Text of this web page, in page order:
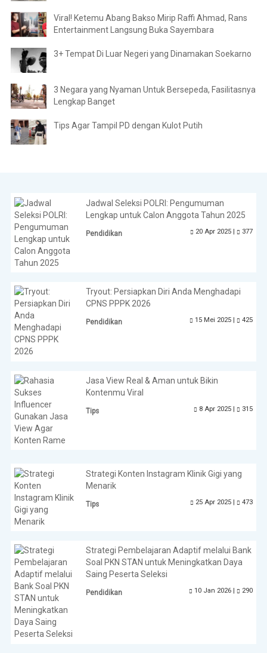
Viral! Ketemu Abang Bakso Mirip Raffi Ahmad, Rans
Entertainment Langsung Buka Sayembara
3+ Tempat Di Luar Negeri yang Dinamakan Soekarno
3 Negara yang Nyaman Untuk Bersepeda, Fasilitasnya
Lengkap Banget
Tips Agar Tampil PD dengan Kulot Putih
Jadwal Seleksi POLRI: Pengumuman
Lengkap untuk Calon Anggota Tahun 2025
Pendidikan 20 Apr 2025 | 377
Tryout: Persiapkan Diri Anda Menghadapi
CPNS PPPK 2026
Pendidikan 15 Mei 2025 | 425
Jasa View Real & Aman untuk Bikin
Kontenmu Viral
Tips 8 Apr 2025 | 315
Strategi Konten Instagram Klinik Gigi yang
Menarik
Tips 25 Apr 2025 | 473
Strategi Pembelajaran Adaptif melalui Bank
Soal PKN STAN untuk Meningkatkan Daya
Saing Peserta Seleksi
Pendidikan 10 Jan 2026 | 290